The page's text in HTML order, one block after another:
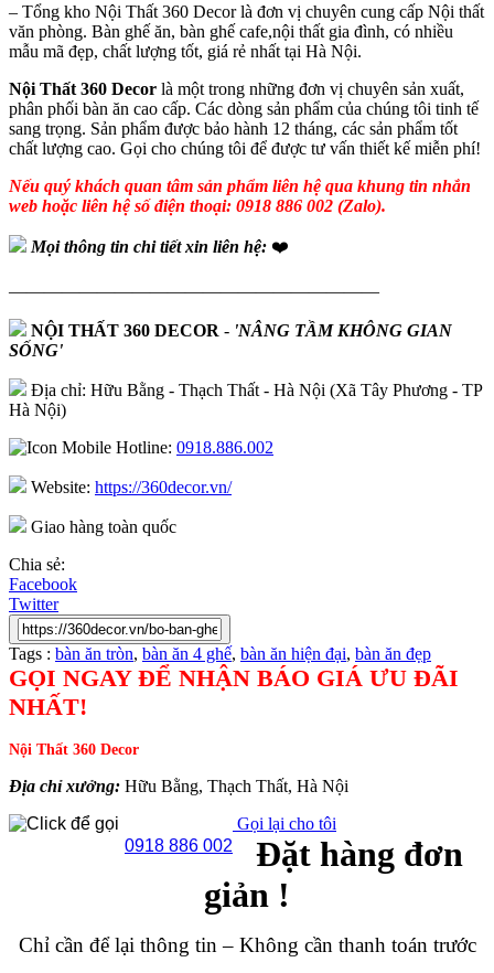
– Tổng kho Nội Thất 360 Decor là đơn vị chuyên cung cấp Nội thất
văn phòng. Bàn ghế ăn, bàn ghế cafe,nội thất gia đình, có nhiều
mẫu mã đẹp, chất lượng tốt, giá rẻ nhất tại Hà Nội.
Nội Thất 360 Decor là một trong những đơn vị chuyên sản xuất,
phân phối bàn ăn cao cấp. Các dòng sản phẩm của chúng tôi tinh tế
sang trọng. Sản phẩm được bảo hành 12 tháng, các sản phẩm tốt
chất lượng cao. Gọi cho chúng tôi để được tư vấn thiết kế miễn phí!
Nếu quý khách quan tâm sản phẩm liên hệ qua khung tin nhắn
web hoặc liên hệ số điện thoại: 0918 886 002 (Zalo).
Mọi thông tin chi tiết xin liên hệ: ❤️
—————————————————————
NỘI THẤT 360 DECOR - 'NÂNG TẦM KHÔNG GIAN
SỐNG'
Địa chỉ: Hữu Bằng - Thạch Thất - Hà Nội (Xã Tây Phương - TP
Hà Nội)
Hotline: 0918.886.002
Website: https://360decor.vn/
Giao hàng toàn quốc
Chia sẻ:
Facebook
Twitter
Tags : bàn ăn tròn, bàn ăn 4 ghế, bàn ăn hiện đại, bàn ăn đẹp
GỌI NGAY ĐỂ NHẬN BÁO GIÁ ƯU ĐÃI
NHẤT!
Nội Thất 360 Decor
Địa chỉ xưởng: Hữu Bằng, Thạch Thất, Hà Nội
0918 886 002
Gọi lại cho tôi
Đặt hàng đơn
giản !
Chỉ cần để lại thông tin – Không cần thanh toán trước